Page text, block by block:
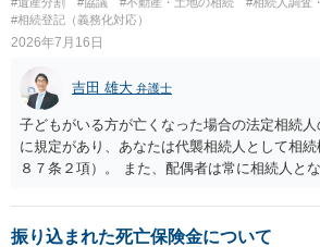
ないということでしょうか。遺言で、受取を指
と拒否することはできます。理由を説明する必
#相続登記（義務化対応）
2026年7月16日
吉田 雄大 弁護士
子どもがいる方が亡くなった場合の法定相続
に規定があり、あなたは代襲相続人として相
８７条２項）。 また、配偶者は常に相続人と
も相続権があります。つまり、孫５人に加え
相続権がある可能性があります。
振り込まれた死亡保険金について